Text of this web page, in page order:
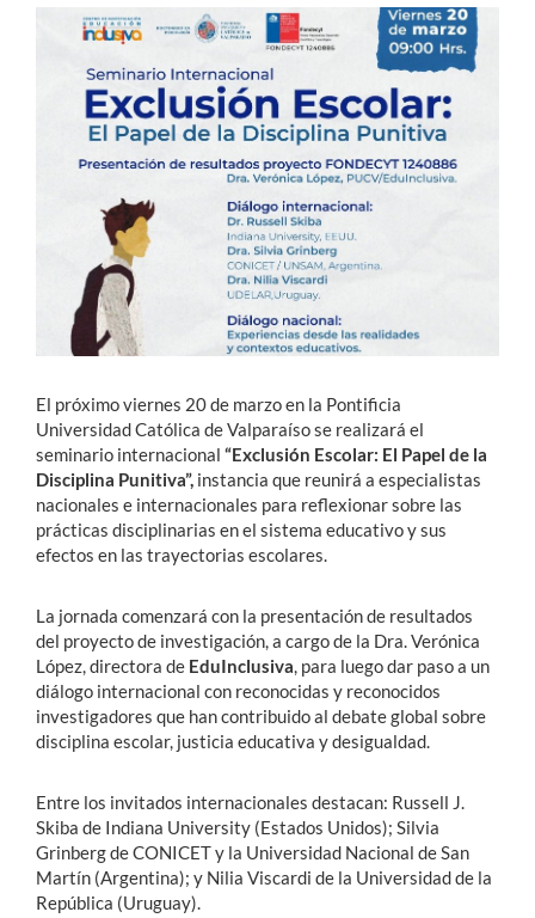
Alumni
English
El próximo viernes 20 de marzo en la Pontificia
Universidad Católica de Valparaíso se realizará el
seminario internacional “Exclusión Escolar: El Papel de la
Disciplina Punitiva”, instancia que reunirá a especialistas
nacionales e internacionales para reflexionar sobre las
prácticas disciplinarias en el sistema educativo y sus
efectos en las trayectorias escolares.
La jornada comenzará con la presentación de resultados
del proyecto de investigación, a cargo de la Dra. Verónica
López, directora de EduInclusiva , para luego dar paso a un
diálogo internacional con reconocidas y reconocidos
investigadores que han contribuido al debate global sobre
disciplina escolar, justicia educativa y desigualdad.
Entre los invitados internacionales destacan: Russell J.
Skiba de Indiana University (Estados Unidos); Silvia
Grinberg de CONICET y la Universidad Nacional de San
Martín (Argentina); y Nilia Viscardi de la Universidad de la
República (Uruguay).